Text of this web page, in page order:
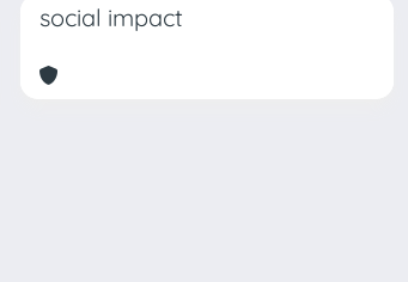
social impact